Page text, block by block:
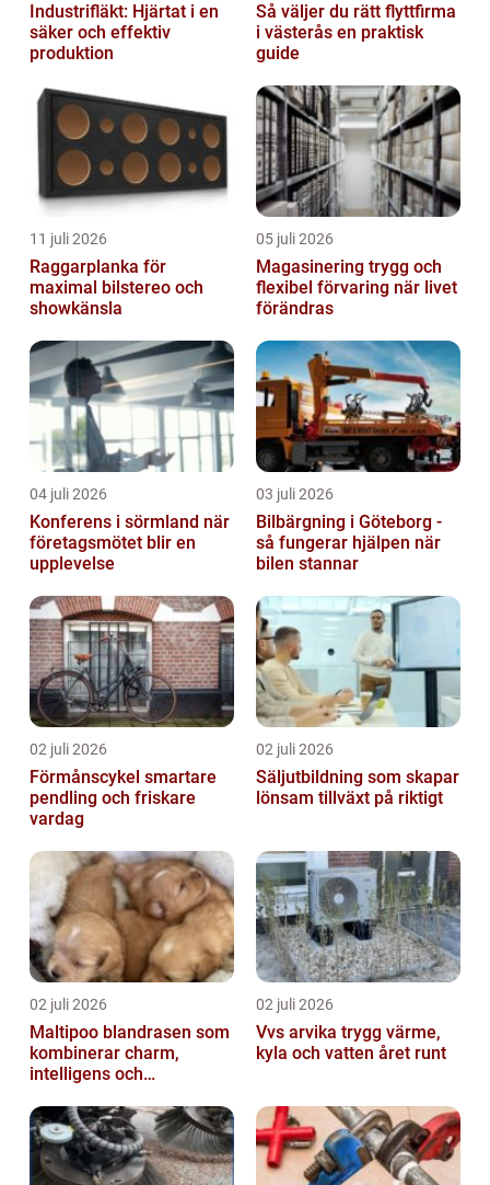
Industrifläkt: Hjärtat i en
säker och effektiv
produktion
Så väljer du rätt flyttfirma
i västerås en praktisk
guide
11 juli 2026
Raggarplanka för
maximal bilstereo och
showkänsla
05 juli 2026
Magasinering trygg och
flexibel förvaring när livet
förändras
04 juli 2026
Konferens i sörmland när
företagsmötet blir en
upplevelse
03 juli 2026
Bilbärgning i Göteborg -
så fungerar hjälpen när
bilen stannar
02 juli 2026
Förmånscykel smartare
pendling och friskare
vardag
02 juli 2026
Säljutbildning som skapar
lönsam tillväxt på riktigt
02 juli 2026
Maltipoo blandrasen som
kombinerar charm,
intelligens och
02 juli 2026
Vvs arvika trygg värme,
kyla och vatten året runt